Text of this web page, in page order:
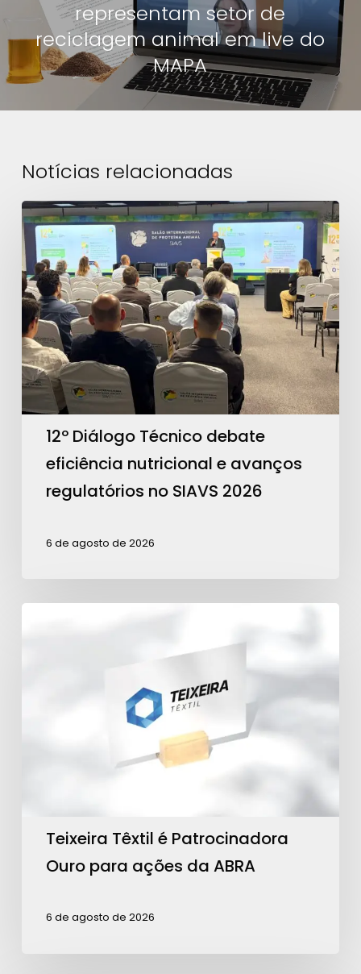
representam setor de
reciclagem animal em live do
MAPA
Notícias relacionadas
12º
Diálogo
Técnico
debate
eficiência
nutricional
e
avanços
regulatórios
12º Diálogo Técnico debate
eficiência nutricional e avanços
regulatórios no SIAVS 2026
6 de agosto de 2026
Teixeira Têxtil é Patrocinadora
Ouro para ações da ABRA
6 de agosto de 2026